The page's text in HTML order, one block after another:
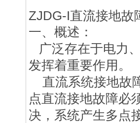
ZJDG-I直流接地故
一、概述：
广泛存在于电力
发挥着重要作用。
直流系统接地故
点直流接地故障必
决，系统产生多点